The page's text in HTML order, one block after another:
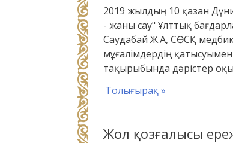
2019 жылдың 10 қазан
- жаны сау" Ұлттық
Саудабай Ж.А, СӨСҚ
мұғалімдердің
тақырыбында дәрістер
Толығырақ »
Жол қозғалысы